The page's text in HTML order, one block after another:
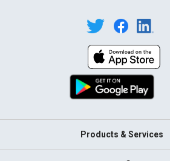
Products & Services